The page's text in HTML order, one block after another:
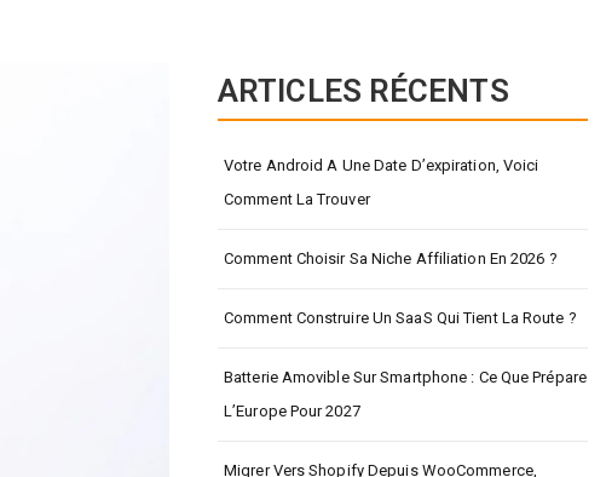
ARTICLES RÉCENTS
Votre Android A Une Date D’expiration, Voici
Comment La Trouver
Comment Choisir Sa Niche Affiliation En 2026 ?
Comment Construire Un SaaS Qui Tient La Route ?
Batterie Amovible Sur Smartphone : Ce Que Prépare
L’Europe Pour 2027
Migrer Vers Shopify Depuis WooCommerce,